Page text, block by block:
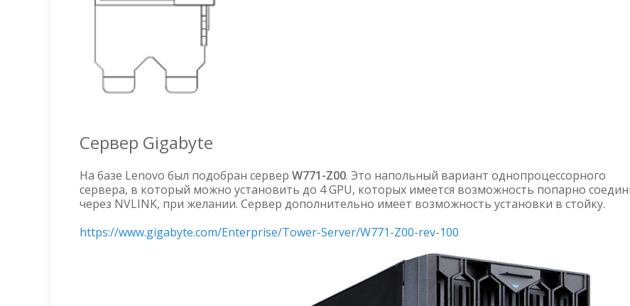
Сервер Gigabyte
На базе Lenovo был подобран сервер W771-Z00. Это напольный вариант однопроцессорного
сервера, в который можно установить до 4 GPU, которых имеется возможность попарно
через NVLINK, при желании. Сервер дополнительно имеет возможность установки в стойку.
https://www.gigabyte.com/Enterprise/Tower-Server/W771-Z00-rev-100